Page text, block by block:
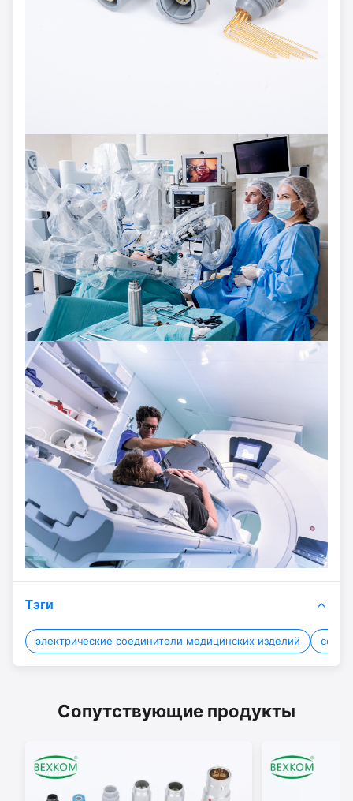
Тэги
электрические соединители медицинских изделий
Сопутствующие продукты